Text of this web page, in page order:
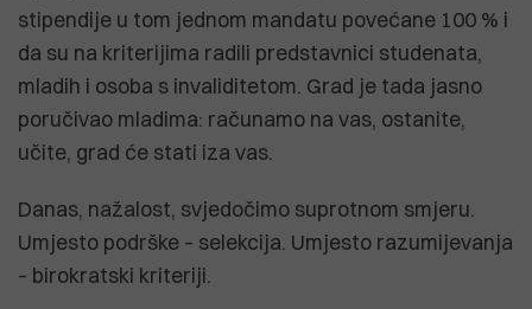
stipendije u tom jednom mandatu povećane 100 % i
da su na kriterijima radili predstavnici studenata,
mladih i osoba s invaliditetom. Grad je tada jasno
poručivao mladima: računamo na vas, ostanite,
učite, grad će stati iza vas.
Danas, nažalost, svjedočimo suprotnom smjeru.
Umjesto podrške – selekcija. Umjesto razumijevanja
– birokratski kriteriji.